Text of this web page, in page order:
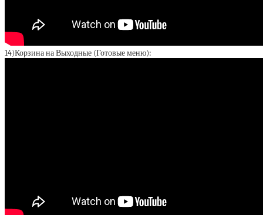
14)Корзина на Выходные (Готовые меню):